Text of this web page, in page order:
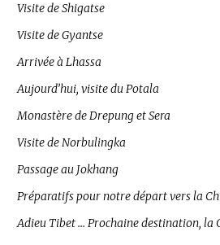
Visite de Shigatse
Visite de Gyantse
Arrivée à Lhassa
Aujourd’hui, visite du Potala
Monastère de Drepung et Sera
Visite de Norbulingka
Passage au Jokhang
Préparatifs pour notre départ vers la
Adieu Tibet … Prochaine destination, la